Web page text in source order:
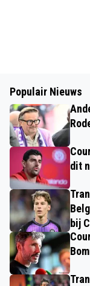
Populair Nieuws
dit
bij